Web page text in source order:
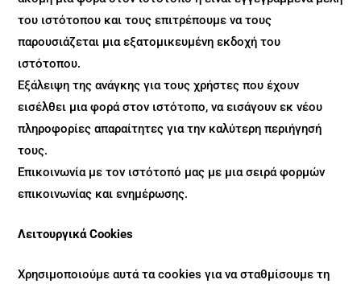
του ιστότοπου και τους επιτρέπουμε να τους
παρουσιάζεται μια εξατομικευμένη εκδοχή του
ιστότοπου.
Εξάλειψη της ανάγκης για τους χρήστες που έχουν
εισέλθει μια φορά στον ιστότοπο, να εισάγουν εκ νέου
πληροφορίες απαραίτητες για την καλύτερη περιήγησή
τους.
Επικοινωνία με τον ιστότοπό μας με μια σειρά φορμών
επικοινωνίας και ενημέρωσης.
Λειτουργικά Cookies
Χρησιμοποιούμε αυτά τα cookies για να σταθμίσουμε τη